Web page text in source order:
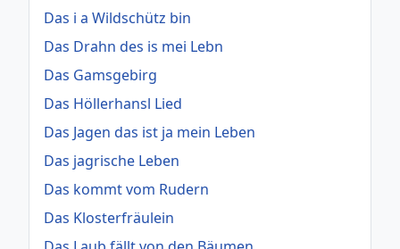
Das i a Wildschütz bin
Das Drahn des is mei Lebn
Das Gamsgebirg
Das Höllerhansl Lied
Das Jagen das ist ja mein Leben
Das jagrische Leben
Das kommt vom Rudern
Das Klosterfräulein